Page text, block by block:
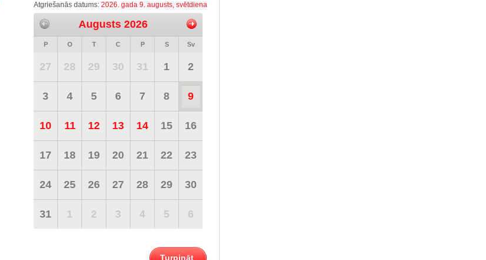
Atgriešanās datums: 2026. gada 9. augusts, svētdiena
Augusts 2026
P O T C P S Sv
27 28 29 30 31 1 2
3 4 5 6 7 8 9
10 11 12 13 14 15 16
17 18 19 20 21 22 23
24 25 26 27 28 29 30
31 1 2 3 4 5 6
Turpināt